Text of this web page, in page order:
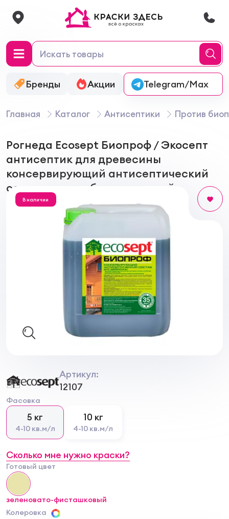
Бренды Акции Онлайн-колеровка
Telegram/Max
Главная Каталог Антисептики Против
Рогнеда Ecosept Биопроф / Экосепт
антисептик для древесины
консервирующий антисептический
состав против биопоражений
В наличии
Артикул:
12107
Фасовка
5 кг
4-10 кв.м/л
10 кг
4-10 кв.м/л
Сколько мне нужно краски?
Готовый цвет
зеленовато-фисташковый
Колеровка